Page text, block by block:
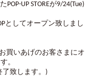
UP STOREが9/24(Tue)
としてオープン致しまし
買いあげのお客さまにオ
。
了致します。)